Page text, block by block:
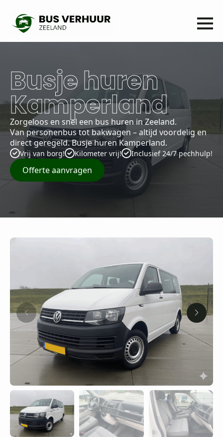
Busje huren
Kamperland
Zorgeloos en snel een bus huren in Zeeland.
Van personenbus tot bakwagen – altijd voordelig en
direct geregeld. Busje huren Kamperland.
Vrij van borg! Kilometer vrij! Inclusief 24/7 pechhulp!
Offerte aanvragen